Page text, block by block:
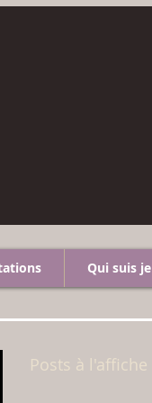
Qui suis je
Posts à l'affiche